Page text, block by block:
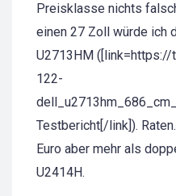
Preisklasse nichts
einen 27 Zoll würde ich
U2713HM
122-
Testbericht[/link]).
Euro aber mehr als
U2414H.